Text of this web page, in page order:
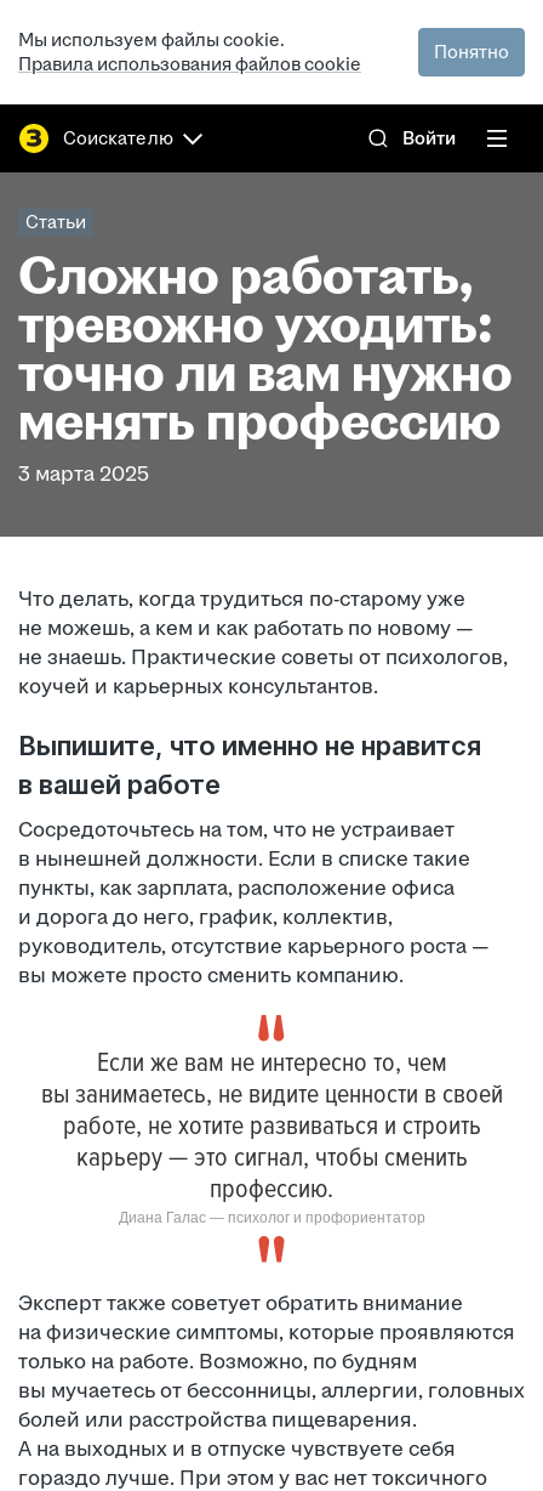
Мы используем файлы cookie.
Правила использования файлов cookie
Понятно
Соискателю Войти
Статьи
Сложно работать,
тревожно уходить:
точно ли вам нужно
менять профессию
3 марта 2025
Что делать, когда трудиться по-старому уже
не можешь, а кем и как работать по новому —
не знаешь. Практические советы от психологов,
коучей и карьерных консультантов.
Выпишите, что именно не нравится
в вашей работе
Сосредоточьтесь на том, что не устраивает
в нынешней должности. Если в списке такие
пункты, как зарплата, расположение офиса
и дорога до него, график, коллектив,
руководитель, отсутствие карьерного роста —
вы можете просто сменить компанию.
Если же вам не интересно то, чем
вы занимаетесь, не видите ценности в своей
работе, не хотите развиваться и строить
карьеру — это сигнал, чтобы сменить
профессию.
Диана Галас — психолог и профориентатор
Эксперт также советует обратить внимание
на физические симптомы, которые проявляются
только на работе. Возможно, по будням
вы мучаетесь от бессонницы, аллергии, головных
болей или расстройства пищеварения.
А на выходных и в отпуске чувствуете себя
гораздо лучше. При этом у вас нет токсичного